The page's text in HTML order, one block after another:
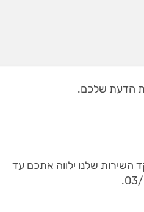
השירות שלנו ילווה אתכם עד